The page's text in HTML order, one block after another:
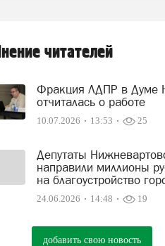
читателей
Фракция ЛДПР в Думе
отчиталась о работе
10.07.2026 13:53 25
Депутаты
направили миллионы
на благоустройство
24.06.2026 14:48 19
добавить свою новость